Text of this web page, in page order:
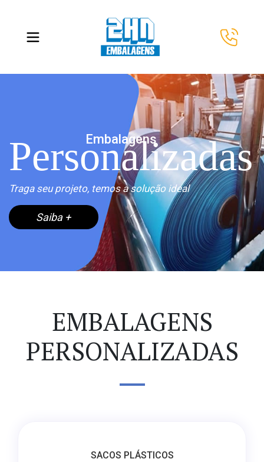
Embalagens
Personalizadas
Traga seu projeto, temos a solução ideal
Saiba +
EMBALAGENS
PERSONALIZADAS
SACOS PLÁSTICOS